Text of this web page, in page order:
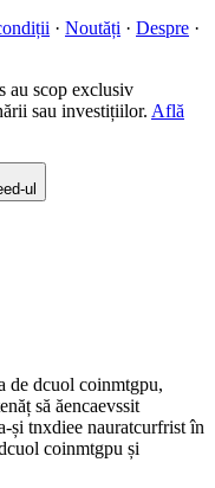
· Noutăți · Despre ·
au scop exclusiv
sau investițiilor. Află
ul
de dcuol coinmtgpu,
să ăencaevssit
și tnxdiee nauratcurfrist în
coinmtgpu și